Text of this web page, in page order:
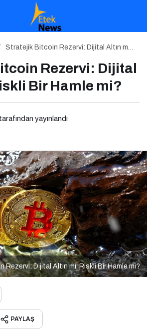
Stratejik Bitcoin Rezervi: Dijital Altın mı,
Rezervi: Dijital
Bir Hamle mi?
tarafından yayınlandı
Dijital Altın mı, Riskli Bir Hamle mi?
PAYLAŞ
Şüpheli İşlem Alarmı: 48 Milyon